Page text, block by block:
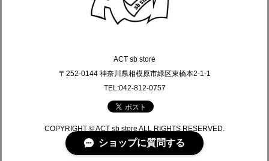
ACT sb store
〒252-0144 神奈川県相模原市緑区東橋本2-1-1
TEL:042-812-0757
COPYRIGHT © ACT sb store ALL RIGHTS RESERVED.
ショップに質問する